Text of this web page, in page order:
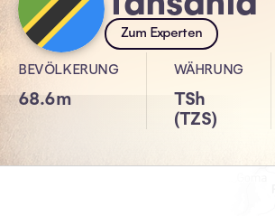
Zum Experten
BEVÖLKERUNG
68.6m
WÄHRUNG
TSh
(TZS)